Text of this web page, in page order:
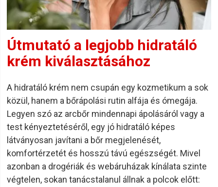
Útmutató a legjobb hidratáló
krém kiválasztásához
A hidratáló krém nem csupán egy kozmetikum a sok
közül, hanem a bőrápolási rutin alfája és ómegája.
Legyen szó az arcbőr mindennapi ápolásáról vagy a
test kényeztetéséről, egy jó hidratáló képes
látványosan javítani a bőr megjelenését,
komfortérzetét és hosszú távú egészségét. Mivel
azonban a drogériák és webáruházak kínálata szinte
végtelen, sokan tanácstalanul állnak a polcok előtt: